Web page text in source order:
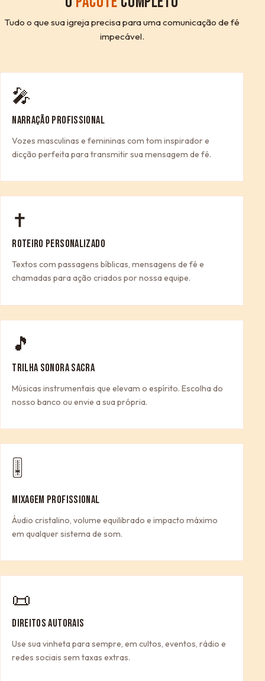
Tudo o que sua igreja precisa para uma comunicação de fé
impecável.
🎤
NARRAÇÃO PROFISSIONAL
Vozes masculinas e femininas com tom inspirador e
dicção perfeita para transmitir sua mensagem de fé.
✝
ROTEIRO PERSONALIZADO
Textos com passagens bíblicas, mensagens de fé e
chamadas para ação criados por nossa equipe.
🎵
TRILHA SONORA SACRA
Músicas instrumentais que elevam o espírito. Escolha do
nosso banco ou envie a sua própria.
🎚
MIXAGEM PROFISSIONAL
Áudio cristalino, volume equilibrado e impacto máximo
em qualquer sistema de som.
📜
DIREITOS AUTORAIS
Use sua vinheta para sempre, em cultos, eventos, rádio e
redes sociais sem taxas extras.